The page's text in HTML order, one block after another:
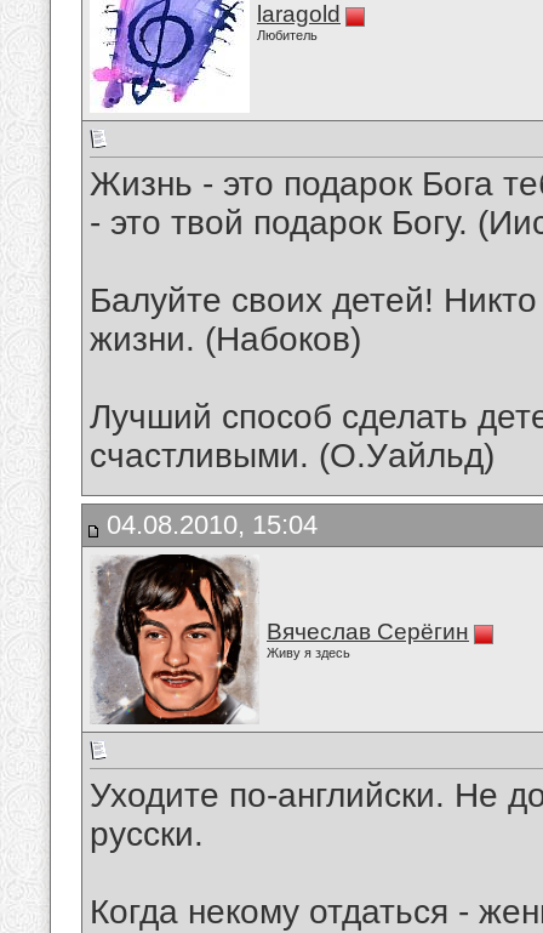
laragold
Любитель
Жизнь - это подарок Бога
- это твой подарок Богу.
Балуйте своих детей!
жизни. (Набоков)
Лучший способ сделать
счастливыми. (О.Уайльд)
04.08.2010, 15:04
Вячеслав Серёгин
Живу я здесь
Уходите по-английски. Не
русски.
Когда некому отдаться -